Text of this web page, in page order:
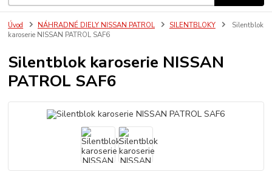
Úvod NÁHRADNÉ DIELY NISSAN PATROL SILENTBLOKY
Silentblok
karoserie NISSAN PATROL SAF6
Silentblok karoserie NISSAN
PATROL SAF6